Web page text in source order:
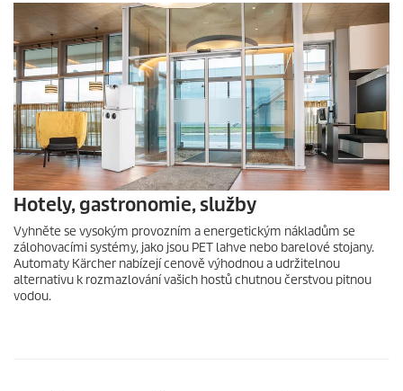
Hotely, gastronomie, služby
Vyhněte se vysokým provozním a energetickým nákladům se
zálohovacími systémy, jako jsou PET lahve nebo barelové stojany.
Automaty Kärcher nabízejí cenově výhodnou a udržitelnou
alternativu k rozmazlování vašich hostů chutnou čerstvou pitnou
vodou.